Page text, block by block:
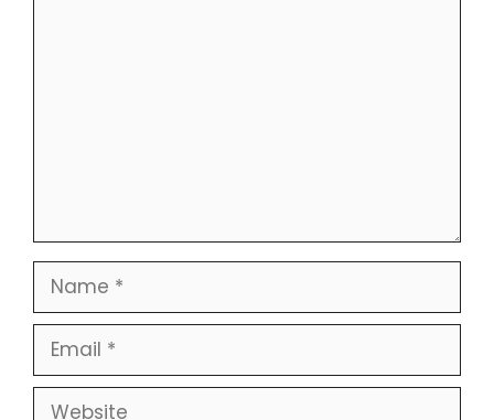
Name
Email
Website